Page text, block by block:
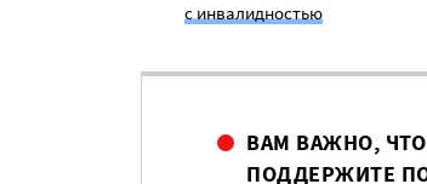
с инвалидностью
ВАМ ВАЖНО,
ПОДДЕРЖИТЕ